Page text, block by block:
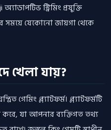
স্ট্রিমিং প্রযুক্তি
সময়ে যেকোনো জায়গা থেকে
খেলা যায়?
গেমিং প্ল্যাটফর্ম। প্ল্যাটফর্মটি
করে, যা আপনার ব্যক্তিগত তথ্য